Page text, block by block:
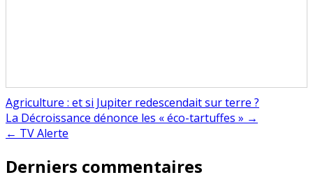
Agriculture : et si Jupiter redescendait sur terre ?
Navigation
de
l’article
La Décroissance dénonce les « éco-tartuffes » →
← TV Alerte
Derniers commentaires